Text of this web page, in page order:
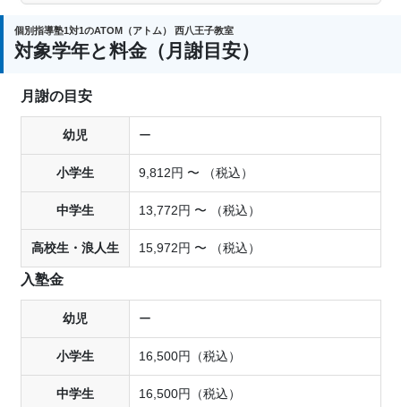
個別指導塾1対1のATOM（アトム） 西八王子教室
対象学年と料金（月謝目安）
月謝の目安
幼児 ー
小学生 9,812円 〜 （税込）
中学生 13,772円 〜 （税込）
高校生・浪人生 15,972円 〜 （税込）
入塾金
幼児 ー
小学生 16,500円（税込）
中学生 16,500円（税込）